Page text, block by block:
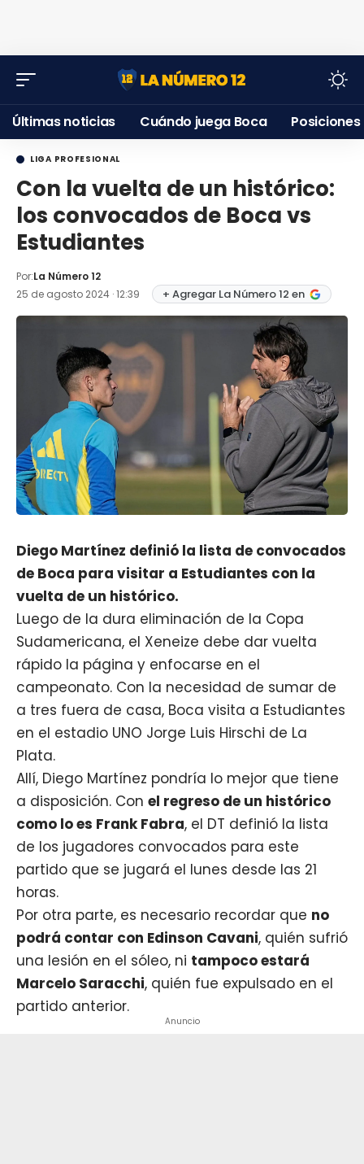
Últimas noticias Cuándo juega Boca Posiciones
LIGA PROFESIONAL
Con la vuelta de un histórico:
los convocados de Boca vs
Estudiantes
Por:La Número 12
25 de agosto 2024 · 12:39
+ Agregar La Número 12 en
Diego Martínez definió la lista de convocados
de Boca para visitar a Estudiantes con la
vuelta de un histórico.
Luego de la dura eliminación de la Copa
Sudamericana, el Xeneize debe dar vuelta
rápido la página y enfocarse en el
campeonato. Con la necesidad de sumar de
a tres fuera de casa, Boca visita a Estudiantes
en el estadio UNO Jorge Luis Hirschi de La
Plata.
Allí, Diego Martínez pondría lo mejor que tiene
a disposición. Con el regreso de un histórico
como lo es Frank Fabra, el DT definió la lista
de los jugadores convocados para este
partido que se jugará el lunes desde las 21
horas.
Por otra parte, es necesario recordar que no
podrá contar con Edinson Cavani, quién sufrió
una lesión en el sóleo, ni tampoco estará
Marcelo Saracchi, quién fue expulsado en el
partido anterior.
Anuncio